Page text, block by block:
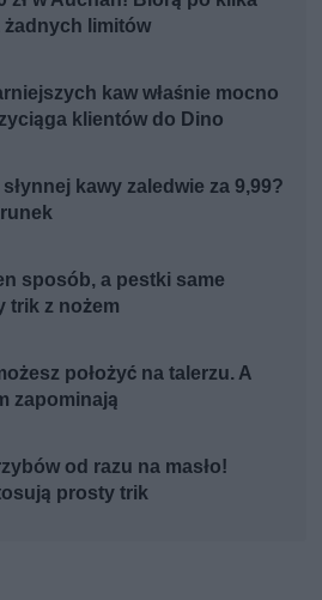
żadnych limitów
kaw właśnie mocno
klientów do Dino
kawy zaledwie za 9,99?
sposób, a pestki same
trik z nożem
położyć na talerzu. A
zapominają
od razu na masło!
prosty trik